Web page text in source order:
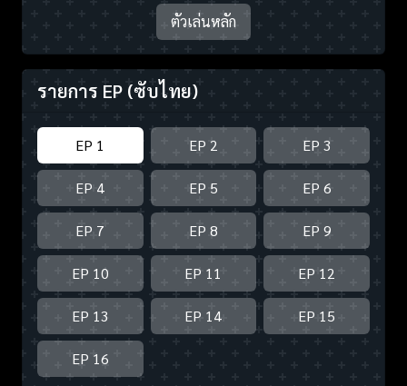
ตัวเล่นหลัก
รายการ EP (ซับไทย)
EP 1 EP 2 EP 3
EP 4 EP 5 EP 6
EP 7 EP 8 EP 9
EP 10 EP 11 EP 12
EP 13 EP 14 EP 15
EP 16